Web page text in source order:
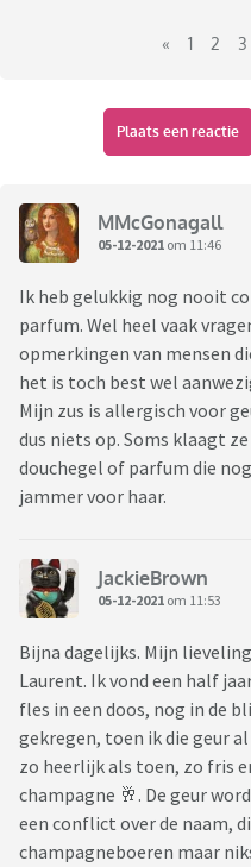
« 1 2 3
Plaats een reactie
MMcGonagall
05-12-2021 om 11:46
Ik heb gelukkig nog nooit
parfum. Wel heel vaak
opmerkingen van mensen
het is toch best wel
Mijn zus is allergisch voor
dus niets op. Soms klaagt
douchegel of parfum die
jammer voor haar.
JackieBrown
05-12-2021 om 11:53
Bijna dagelijks. Mijn
Laurent. Ik vond een half
fles in een doos, nog in de
gekregen, toen ik die geur
zo heerlijk als toen, zo fris
champagne 🥂. De geur
een conflict over de naam,
champagneboeren maar